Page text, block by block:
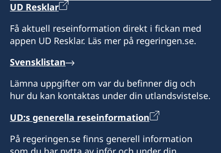
UD Resklar
Få aktuell reseinformation direkt i fickan med
appen UD Resklar. Läs mer på regeringen.se.
Svensklistan
Lämna uppgifter om var du befinner dig och
hur du kan kontaktas under din utlandsvistelse.
UD:s generella reseinformation
På regeringen.se finns generell information